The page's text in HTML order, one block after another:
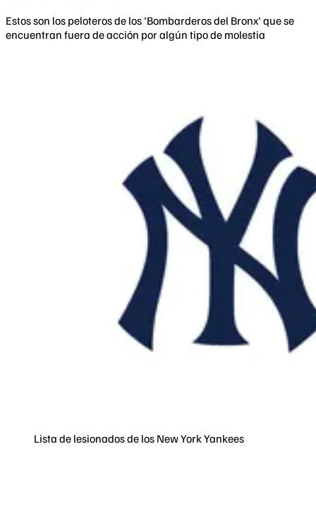
Estos son los peloteros de los 'Bombarderos del Bronx' que se
encuentran fuera de acción por algún tipo de molestia
Lista de lesionados de los New York Yankees